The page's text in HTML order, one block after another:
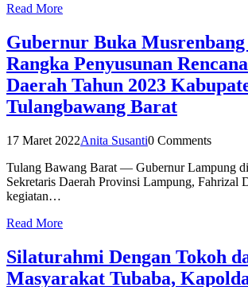
Read More
Gubernur Buka
Rangka Penyusunan
Daerah Tahun 2023
Tulangbawang Barat
17 Maret 2022Anita Susanti0 Comments
Tulang Bawang Barat — Gubernur Lampung
Sekretaris Daerah Provinsi Lampung, Fahrizal
kegiatan…
Read More
Silaturahmi Dengan Tokoh
Masyarakat Tubaba,